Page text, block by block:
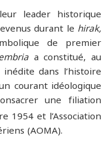
leader historique
durant le hirak,
de premier
a constitué, au
dans l’histoire
courant idéologique
une filiation
1954 et l’Association
(AOMA).